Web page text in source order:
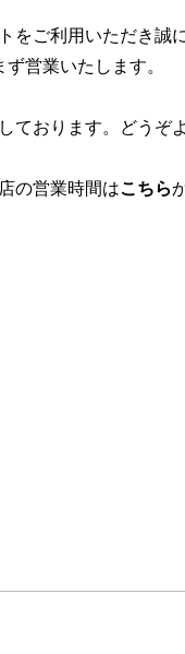
をご利用いただき誠
営業いたします。
ております。どうぞ
業時間はこちら